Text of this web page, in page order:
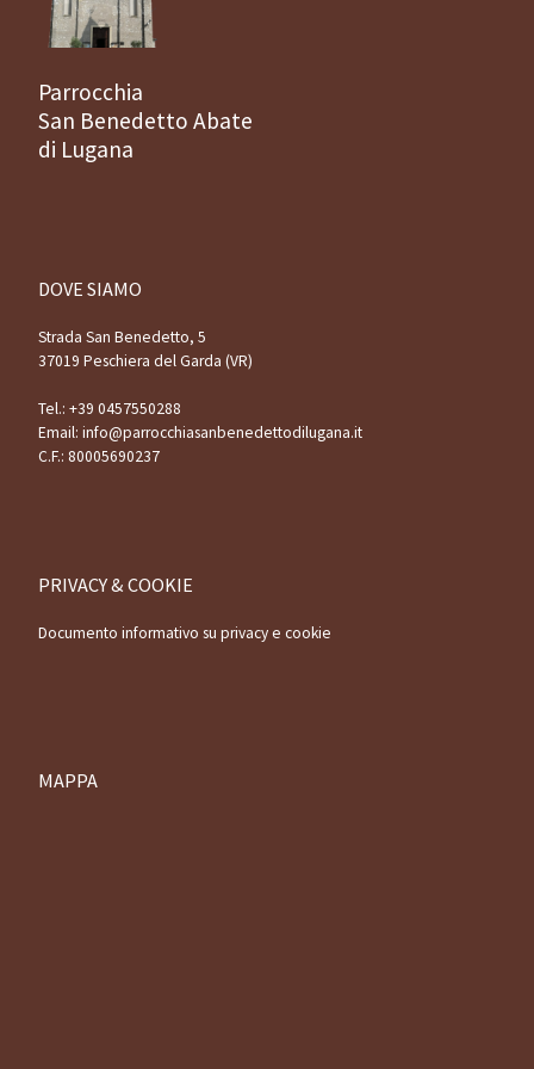
Parrocchia
San Benedetto Abate
di Lugana
DOVE SIAMO
Strada San Benedetto, 5
37019 Peschiera del Garda (VR)
Tel.: +39 0457550288
Email: info@parrocchiasanbenedettodilugana.it
C.F.: 80005690237
PRIVACY & COOKIE
Documento informativo su privacy e cookie
MAPPA